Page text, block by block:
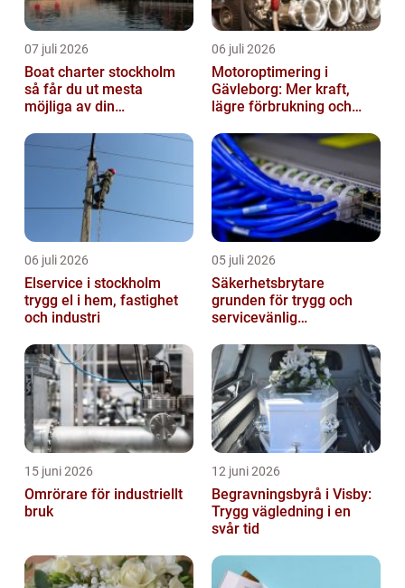
07 juli 2026
Boat charter stockholm
så får du ut mesta
möjliga av din
06 juli 2026
Motoroptimering i
Gävleborg: Mer kraft,
lägre förbrukning och
06 juli 2026
Elservice i stockholm
trygg el i hem, fastighet
och industri
05 juli 2026
Säkerhetsbrytare
grunden för trygg och
servicevänlig
15 juni 2026
Omrörare för industriellt
bruk
12 juni 2026
Begravningsbyrå i Visby:
Trygg vägledning i en
svår tid